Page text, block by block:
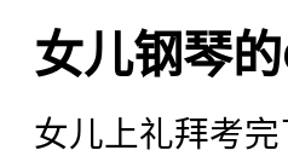
女儿钢琴
女儿上礼拜考